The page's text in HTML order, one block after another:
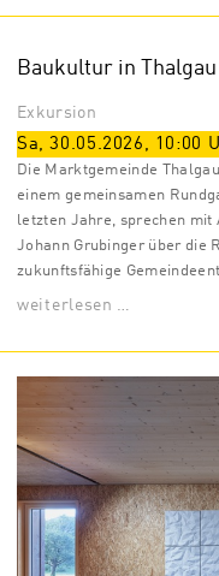
Baukultur in
Exkursion
Sa, 30.05.2026, 10:00
Die Marktgemeinde
einem gemeinsamen
letzten Jahre, sprechen
Johann Grubinger über die
zukunftsfähige
weiterlesen …